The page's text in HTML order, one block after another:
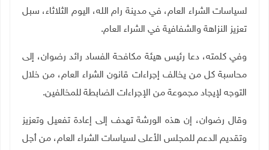
لسياسات الشراء العام، في مدينة رام الله، اليوم الثلاثاء، سبل
تعزيز النزاهة والشفافية في الشراء العام.
وفي كلمته، دعا رئيس هيئة مكافحة الفساد رائد رضوان، إلى
محاسبة كل من يخالف إجراءات قانون الشراء العام، من خلال
التوجه لإيجاد مجموعة من الإجراءات الضابطة للمخالفين.
وقال رضوان، إن هذه الورشة تهدف إلى إعادة تفعيل وتعزيز
وتقديم الدعم للمجلس الأعلى لسياسات الشراء العام، من أجل